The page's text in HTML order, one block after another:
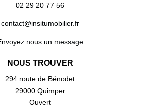
02 29 20 77 56
contact@insitumobilier.fr
nous un message
NOUS TROUVER
294 route de Bénodet
29000 Quimper
Ouvert